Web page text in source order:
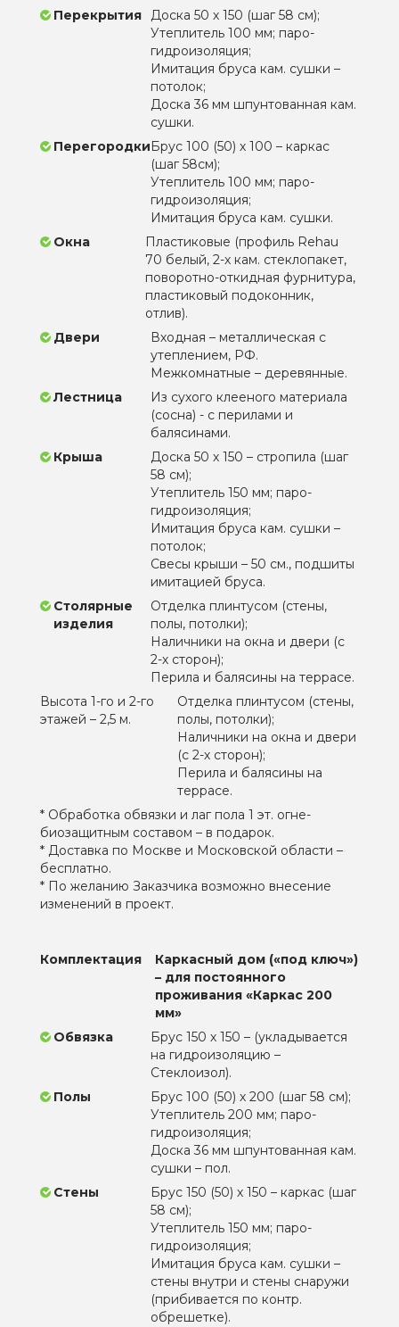
Перекрытия
Доска 50 х 150 (шаг 58 см);
Утеплитель 100 мм; паро-
гидроизоляция;
Имитация бруса кам. сушки –
потолок;
Доска 36 мм шпунтованная кам.
сушки.
ПерегородкиБрус 100 (50) х 100 – каркас
(шаг 58см);
Утеплитель 100 мм; паро-
гидроизоляция;
Имитация бруса кам. сушки.
Окна
Пластиковые (профиль Rehau
70 белый, 2-х кам. стеклопакет,
поворотно-откидная фурнитура,
пластиковый подоконник,
отлив).
Двери
Входная – металлическая с
утеплением, РФ.
Межкомнатные – деревянные.
Лестница
Из сухого клееного материала
(сосна) - с перилами и
балясинами.
Крыша
Доска 50 х 150 – стропила (шаг
58 см);
Утеплитель 150 мм; паро-
гидроизоляция;
Имитация бруса кам. сушки –
потолок;
Свесы крыши – 50 см., подшиты
имитацией бруса.
Столярные
изделия
Отделка плинтусом (стены,
полы, потолки);
Наличники на окна и двери (с
2-х сторон);
Перила и балясины на террасе.
Высота 1-го и 2-го
этажей – 2,5 м.
Отделка плинтусом (стены,
полы, потолки);
Наличники на окна и двери
(с 2-х сторон);
Перила и балясины на
террасе.
* Обработка обвязки и лаг пола 1 эт. огне-
биозащитным составом – в подарок.
* Доставка по Москве и Московской области –
бесплатно.
* По желанию Заказчика возможно внесение
изменений в проект.
Комплектация
Каркасный дом («под ключ»)
– для постоянного
проживания «Каркас 200
мм»
Обвязка
Брус 150 х 150 – (укладывается
на гидроизоляцию –
Стеклоизол).
Полы
Брус 100 (50) х 200 (шаг 58 см);
Утеплитель 200 мм; паро-
гидроизоляция;
Доска 36 мм шпунтованная кам.
сушки – пол.
Стены
Брус 150 (50) х 150 – каркас (шаг
58 см);
Утеплитель 150 мм; паро-
гидроизоляция;
Имитация бруса кам. сушки –
стены внутри и стены снаружи
(прибивается по контр.
обрешетке).